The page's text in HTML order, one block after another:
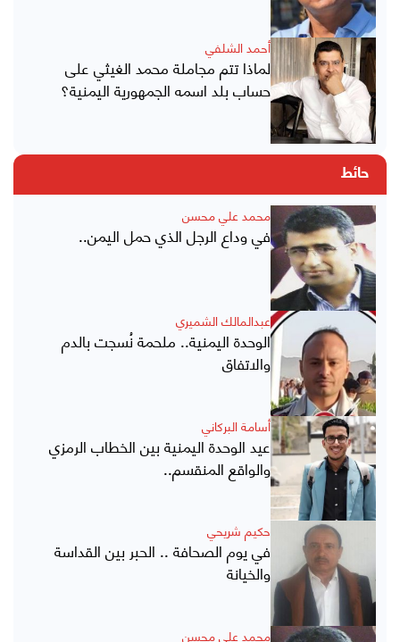
أحمد الشلفي
لماذا تتم مجاملة محمد الغيثي على
حساب بلد اسمه الجمهورية اليمنية؟
حائط
محمد علي محسن
في وداع الرجل الذي حمل اليمن..
عبدالمالك الشميري
الوحدة اليمنية.. ملحمة نُسجت بالدم
والاتفاق
أسامة البركاني
عيد الوحدة اليمنية بين الخطاب الرمزي
والواقع المنقسم..
حكيم شريحي
في يوم الصحافة .. الحبر بين القداسة
والخيانة
محمد علي محسن